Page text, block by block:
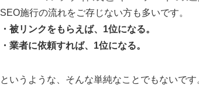
SEO施行の流れをご存じない方も多いです。
・被リンクをもらえば、1位になる。
・業者に依頼すれば、1位になる。
というような、そんな単純なことでもないです